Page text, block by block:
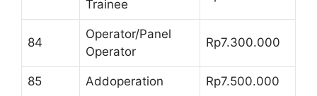
Trainee
84
Operator/Panel
Operator
Rp7.300.000
85 Addoperation Rp7.500.000